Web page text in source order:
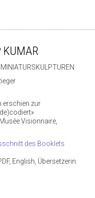
KUMAR
erschien zur
Visionnaire,
des Booklets
English, Übersetzerin: